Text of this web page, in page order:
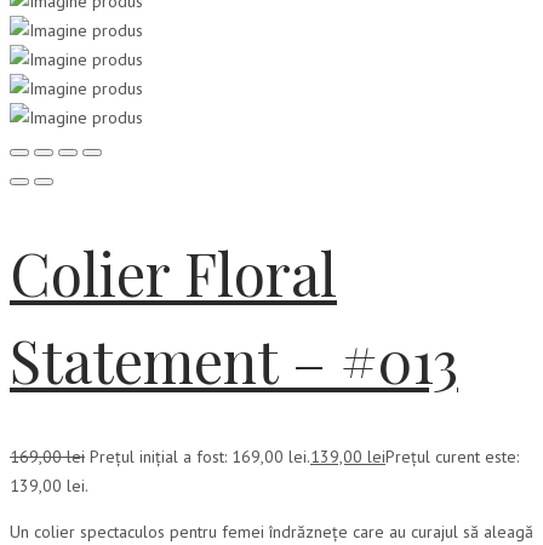
Colier Floral
Statement – #013
169,00lei Prețul inițial a fost: 169,00 lei.139,00 leiPrețul curent este:
139,00 lei.
Un colier spectaculos pentru femei îndrăznețe care au curajul să aleagă